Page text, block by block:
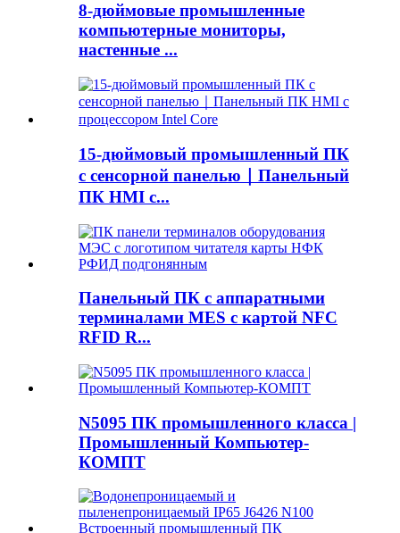
8-дюймовые промышленные
компьютерные мониторы,
настенные ...
15-дюймовый промышленный ПК
с сенсорной панелью｜Панельный
ПК HMI с...
Панельный ПК с аппаратными
терминалами MES с картой NFC
RFID R...
N5095 ПК промышленного класса |
Промышленный Компьютер-
КОМПТ